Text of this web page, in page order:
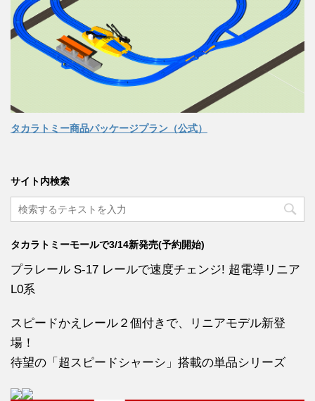
タカラトミー商品パッケージプラン（公式）
サイト内検索
タカラトミーモールで3/14新発売(予約開始)
プラレール S-17 レールで速度チェンジ! 超電導リニア
L0系
スピードかえレール２個付きで、リニアモデル新登
場！
待望の「超スピードシャーシ」搭載の単品シリーズ